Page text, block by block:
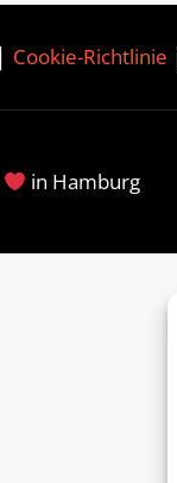
Cookie-Richtlinie
in Hamburg